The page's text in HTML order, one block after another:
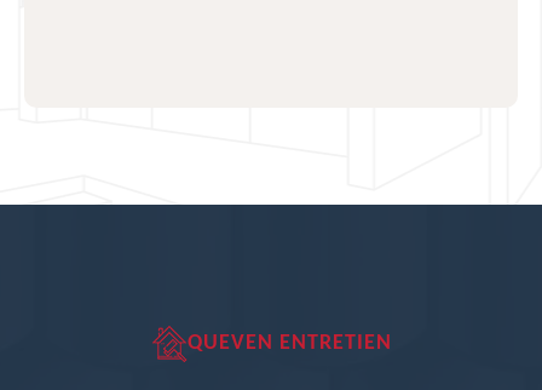
QUEVEN ENTRETIEN